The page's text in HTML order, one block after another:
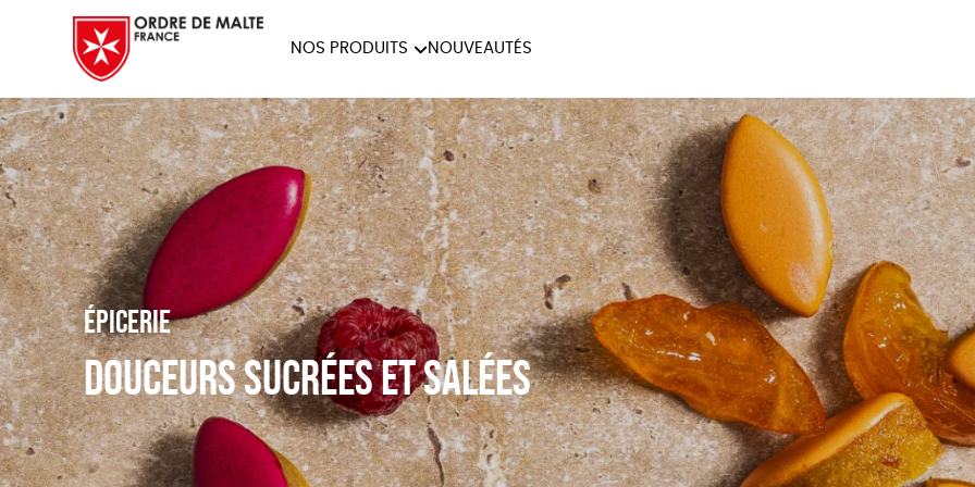
NOS PRODUITS
NOTRE COLLECTION ACCESSOIRES MAISON
PAPETERIE LIVRES JEUX
NOUVEAUTÉS
Épicerie
Douceurs sucrées et salées